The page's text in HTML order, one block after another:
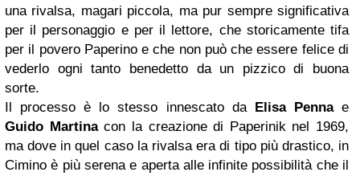
una rivalsa, magari piccola, ma pur sempre significativa
per il personaggio e per il lettore, che storicamente tifa
per il povero Paperino e che non può che essere felice di
vederlo ogni tanto benedetto da un pizzico di buona
sorte.
Il processo è lo stesso innescato da ElisaPennae
Guido Martinacon la creazione di Paperinik nel 1969,
ma dove in quel caso la rivalsa era di tipo più drastico, in
Cimino è più serena e aperta alle infinite possibilità che il